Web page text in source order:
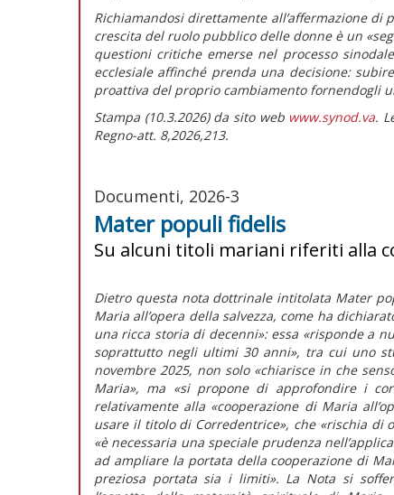
Richiamandosi direttamente all’affermazione di
crescita del ruolo pubblico delle donne è un
questioni critiche emerse nel processo
ecclesiale affinché prenda una decisione:
proattiva del proprio cambiamento fornendogli
Stampa (10.3.2026) da sito web www.synod.va.
Regno-att. 8,2026,213.
Documenti, 2026-3
Mater populi fidelis
Su alcuni titoli mariani riferiti alla
Dietro questa nota dottrinaleintitolata Mater
Maria all’opera della salvezza, come ha
una ricca storia di decenni»: essa «risponde a
soprattutto negli ultimi 30 anni», tra cui uno
novembre 2025, non solo «chiarisce in che
Maria», ma «si propone di approfondire i
relativamente alla «cooperazione di Maria
usare il titolo di Corredentrice», che«rischia di
«è necessaria una speciale prudenza
ad ampliare la portata della cooperazione di
preziosa portata sia i limiti». La Nota si